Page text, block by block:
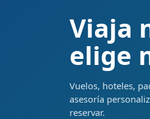
Viaja
elige
Vuelos, hoteles,
asesoría
reservar.